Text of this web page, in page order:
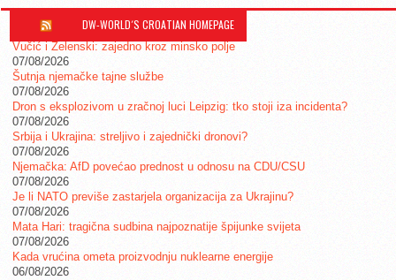
DW-WORLD´S CROATIAN HOMEPAGE
Vučić i Zelenski: zajedno kroz minsko polje
07/08/2026
Šutnja njemačke tajne službe
07/08/2026
Dron s eksplozivom u zračnoj luci Leipzig: tko stoji iza incidenta?
07/08/2026
Srbija i Ukrajina: streljivo i zajednički dronovi?
07/08/2026
Njemačka: AfD povećao prednost u odnosu na CDU/CSU
07/08/2026
Je li NATO previše zastarjela organizacija za Ukrajinu?
07/08/2026
Mata Hari: tragična sudbina najpoznatije špijunke svijeta
07/08/2026
Kada vrućina ometa proizvodnju nuklearne energije
06/08/2026